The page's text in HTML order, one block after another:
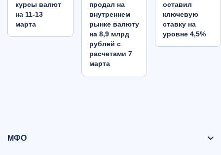
курсы валют
на 11-13
марта
продал на
внутреннем
рынке валюту
на 8,9 млрд
рублей с
расчетами 7
марта
оставил
ключевую
ставку на
уровне 4,5%
МФО